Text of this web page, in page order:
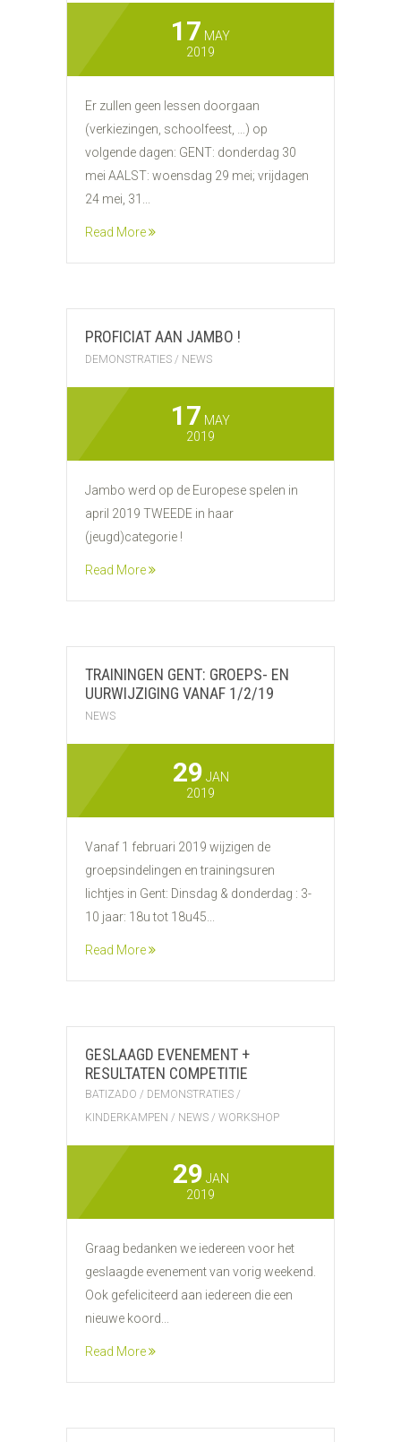
17 MAY
2019
Er zullen geen lessen doorgaan
(verkiezingen, schoolfeest, …) op
volgende dagen: GENT: donderdag 30
mei AALST: woensdag 29 mei; vrijdagen
24 mei, 31...
Read More
PROFICIAT AAN JAMBO !
DEMONSTRATIES / NEWS
17 MAY
2019
Jambo werd op de Europese spelen in
april 2019 TWEEDE in haar
(jeugd)categorie !
Read More
TRAININGEN GENT: GROEPS- EN
UURWIJZIGING VANAF 1/2/19
NEWS
29 JAN
2019
Vanaf 1 februari 2019 wijzigen de
groepsindelingen en trainingsuren
lichtjes in Gent: Dinsdag & donderdag : 3-
10 jaar: 18u tot 18u45...
Read More
GESLAAGD EVENEMENT +
RESULTATEN COMPETITIE
BATIZADO / DEMONSTRATIES /
KINDERKAMPEN / NEWS / WORKSHOP
29 JAN
2019
Graag bedanken we iedereen voor het
geslaagde evenement van vorig weekend.
Ook gefeliciteerd aan iedereen die een
nieuwe koord...
Read More